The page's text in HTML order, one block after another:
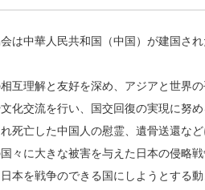
は中華人民共和国（中国）が建国さ
相互理解と友好を深め、アジアと世界
化交流を行い、国交回復の実現に努
死亡した中国人の慰霊、遺骨送還など
々に大きな被害を与えた日本の侵略
本を戦争のできる国にしようとする